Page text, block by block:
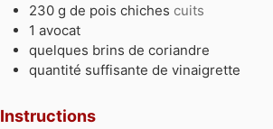
230 g de pois chiches cuits
1 avocat
quelques brins de coriandre
quantité suffisante de vinaigrette
Instructions